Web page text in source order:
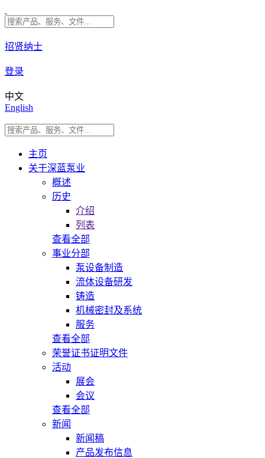
招贤纳士
登录
中文
English
主页
关于深蓝泵业
概述
历史
介绍
列表
查看全部
事业分部
泵设备制造
流体设备研发
铸造
机械密封及系统
服务
查看全部
荣誉证书证明文件
活动
展会
会议
查看全部
新闻
新闻稿
产品发布信息